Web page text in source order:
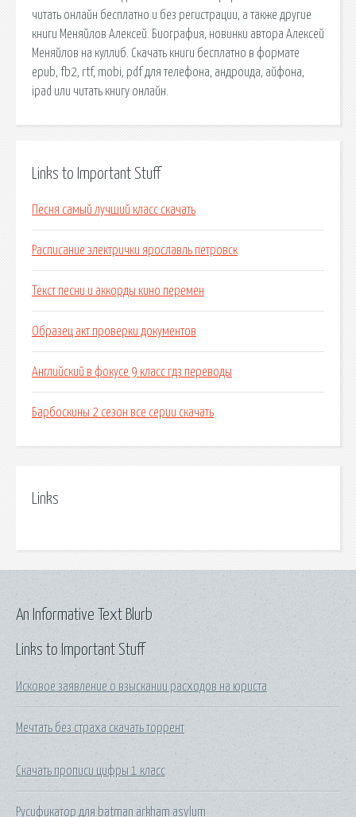
читать онлайн бесплатно и без регистрации, а также другие
книги Меняйлов Алексей. Биография, новинки автора Алексей
Меняйлов на куллиб. Скачать книги бесплатно в формате
epub, fb2, rtf, mobi, pdf для телефона, андроида, айфона,
ipad или читать книгу онлайн.
Links to Important Stuff
Песня самый лучший класс скачать
Расписание электрички ярославль петровск
Текст песни и аккорды кино перемен
Образец акт проверки документов
Английский в фокусе 9 класс гдз переводы
Барбоскины 2 сезон все серии скачать
Links
Links to Important Stuff
Исковое заявление о взыскании расходов на юриста
Мечтать без страха скачать торрент
Скачать прописи цифры 1 класс
Русификатор для batman arkham asylum
An Informative Text Blurb